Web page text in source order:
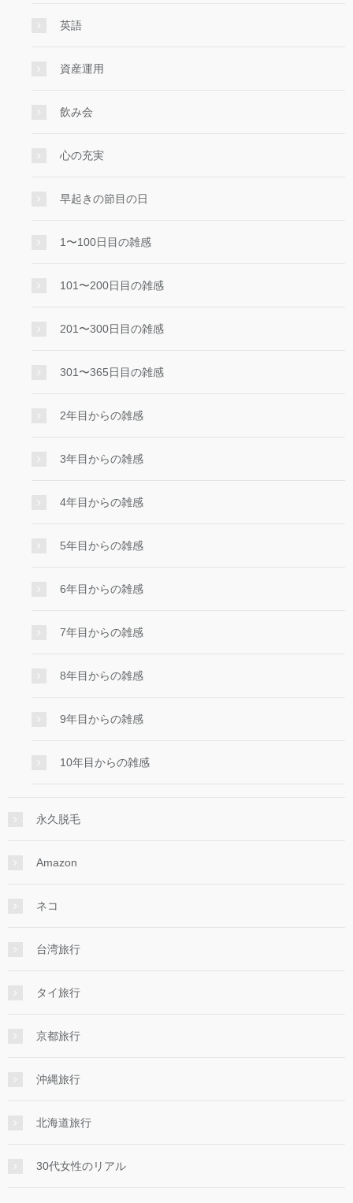
英語
資産運用
飲み会
心の充実
早起きの節目の日
1〜100日目の雑感
101〜200日目の雑感
201〜300日目の雑感
301〜365日目の雑感
2年目からの雑感
3年目からの雑感
4年目からの雑感
5年目からの雑感
6年目からの雑感
7年目からの雑感
8年目からの雑感
9年目からの雑感
10年目からの雑感
永久脱毛
Amazon
ネコ
台湾旅行
タイ旅行
京都旅行
沖縄旅行
北海道旅行
30代女性のリアル